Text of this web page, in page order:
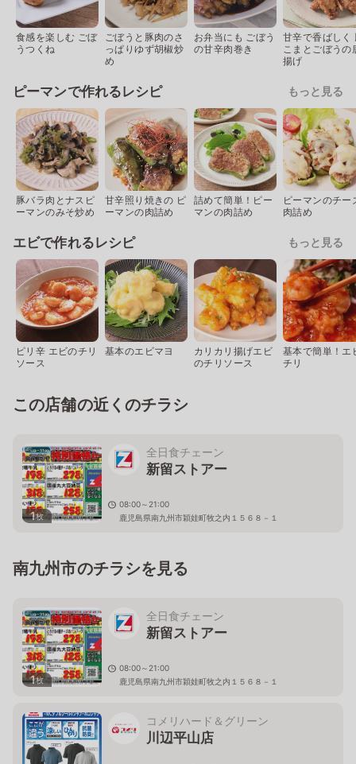
食感を楽しむ ごぼ
うつくね
ごぼうと豚肉のさ
っぱりゆず胡椒炒
め
お弁当にも ごぼう
の甘辛肉巻き
甘辛で香ばしく
こまとごぼうの
揚げ
ピーマンで作れるレシピ もっと見る
豚バラ肉とナスピ
ーマンのみそ炒め
甘辛照り焼きの ピ
ーマンの肉詰め
詰めて簡単！ピー
マンの肉詰め
ピーマンのチー
肉詰め
エビで作れるレシピ もっと見る
ピリ辛 エビのチリ
ソース
基本のエビマヨ
カリカリ揚げエビ
のチリソース
基本で簡単！エ
チリ
この店舗の近くのチラシ
1枚
全日食チェーン
新留ストアー
08:00～21:00
鹿児島県南九州市穎娃町牧之内１５６８－１
南九州市のチラシを見る
1枚
全日食チェーン
新留ストアー
08:00～21:00
鹿児島県南九州市穎娃町牧之内１５６８－１
コメリハード＆グリーン
川辺平山店